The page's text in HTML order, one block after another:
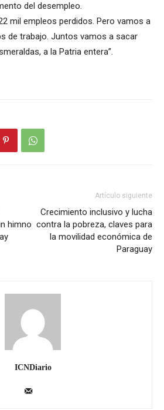
del desempleo.
mil empleos perdidos. Pero vamos a
de trabajo. Juntos vamos a sacar
a la Patria entera”.
himno
Artículo siguiente
Crecimiento inclusivo y lucha
contra la pobreza, claves para
la movilidad económica de
Paraguay
ICNDiario